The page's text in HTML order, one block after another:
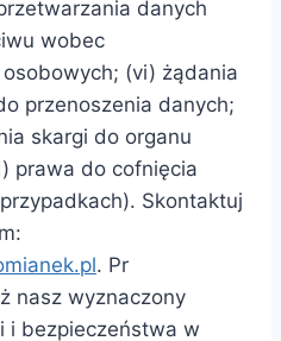
danych
wobec
(vi) żądania
przenoszenia danych;
skargi do organu
prawa do cofnięcia
Skontaktuj
. Pr
nasz wyznaczony
i bezpieczeństwa w